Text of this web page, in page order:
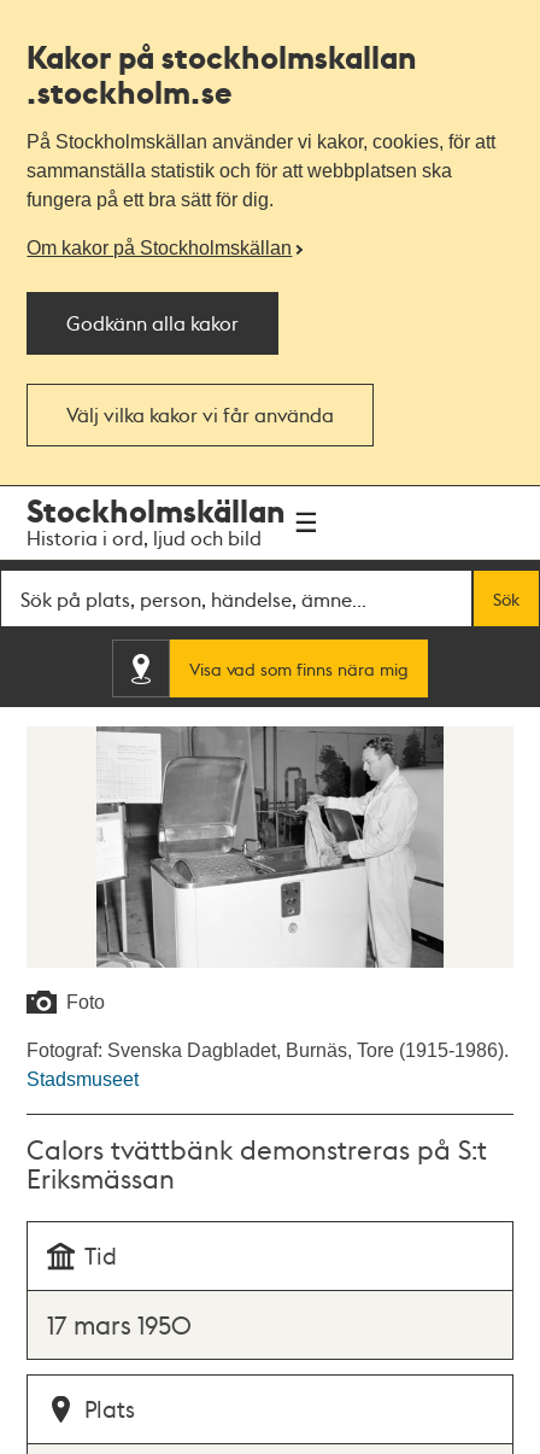
Kakor på stockholmskallan
.stockholm.se
På Stockholmskällan använder vi kakor, cookies, för att
sammanställa statistik och för att webbplatsen ska
fungera på ett bra sätt för dig.
Om kakor på Stockholmskällan
Godkänn alla kakor
Välj vilka kakor vi får använda
navigationen
huvudinnehållet
Stockholmskällan
Historia i ord, ljud och bild
Sök
Visa vad som finns nära mig
Foto
Fotograf: Svenska Dagbladet, Burnäs, Tore (1915-1986).
Stadsmuseet
Calors tvättbänk demonstreras på S:t
Eriksmässan
Tid
17 mars 1950
Plats